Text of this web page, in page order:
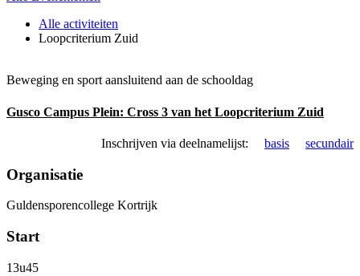
Alle activiteiten
Loopcriterium Zuid
Beweging en sport aansluitend aan de schooldag
Gusco Campus Plein: Cross 3 van het Loopcriterium Zuid
Inschrijven via deelnamelijst: basis secundair
Organisatie
Guldensporencollege Kortrijk
Start
13u45